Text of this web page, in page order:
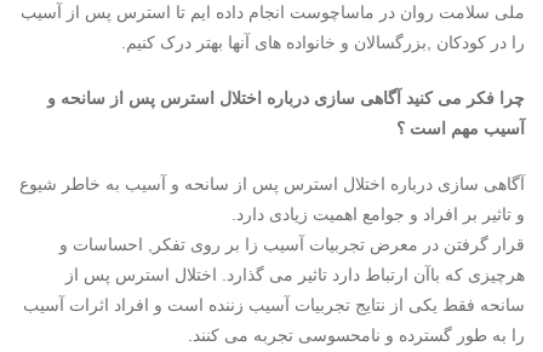
ملی سلامت روان در ماساچوست انجام داده ایم تا استرس پس از آسیب
را در کودکان ,بزرگسالان و خانواده های آنها بهتر درک کنیم.
چرا فکر می کنید آگاهی سازی درباره اختلال استرس پس از سانحه و
آسیب مهم است ؟
آگاهی سازی درباره اختلال استرس پس از سانحه و آسیب به خاطر شیوع
و تاثیر بر افراد و جوامع اهمیت زیادی دارد.
قرار گرفتن در معرض تجربیات آسیب زا بر روی تفکر, احساسات و
هرچیزی که باآن ارتباط دارد تاثیر می گذارد. اختلال استرس پس از
سانحه فقط یکی از نتایج تجربیات آسیب زننده است و افراد اثرات آسیب
را به طور گسترده و نامحسوسی تجربه می کنند.